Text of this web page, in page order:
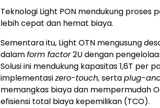
Teknologi Light PON mendukung proses
lebih cepat dan hemat biaya.
Sementara itu, Light OTN mengusung
dalamform factor2U dengan
Solusi ini mendukung kapasitas 1,6T per
implementasizero-touch, sertaplug-
memangkas biaya dan mempermudah
efisiensi total biaya kepemilikan (TCO).